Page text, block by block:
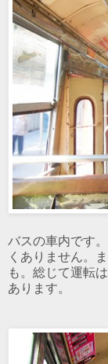
バスの車内です
くありません。
も。総じて運転
あります。